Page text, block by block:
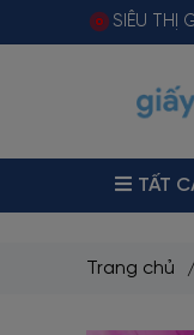
SIÊU THỊ
TẤT
Trang chủ /